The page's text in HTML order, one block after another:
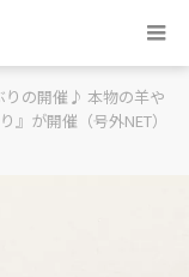
りの開催♪ 本物の羊や
が開催（号外NET）